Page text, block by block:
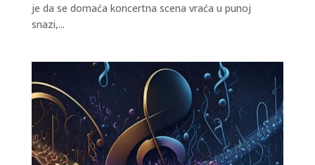
je da se domaća koncertna scena vraća u punoj
snazi,...